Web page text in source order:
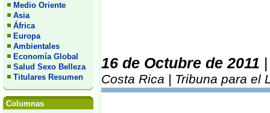
Medio Oriente
Asia
África
Europa
Ambientales
Economía Global
Salud Sexo Belleza
Titulares Resumen
Columnas
16 de Octubre de 2011
Costa Rica | Tribuna para el